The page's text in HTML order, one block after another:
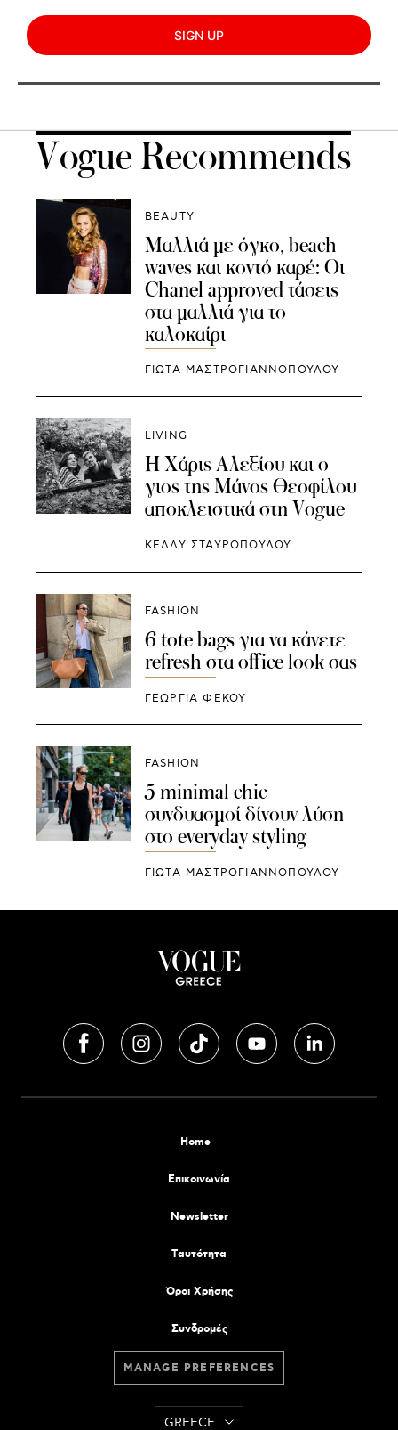
SIGN UP
Vogue Recommends
BEAUTY
Μαλλιά με όγκο, beach
waves και κοντό καρέ: Οι
Chanel approved τάσεις
στα μαλλιά για το
καλοκαίρι
ΓΙΩΤΑ ΜΑΣΤΡΟΓΙΑΝΝΟΠΟΥΛΟΥ
LIVING
Η Χάρις Αλεξίου και ο
γιος της Μάνος Θεοφίλου
αποκλειστικά στη Vogue
ΚΕΛΛΥ ΣΤΑΥΡΟΠΟΥΛΟΥ
FASHION
6 tote bags για να κάνετε
refresh στα office look σας
ΓΕΩΡΓΙΑ ΦΕΚΟΥ
FASHION
5 minimal chic
συνδυασμοί δίνουν λύση
στο everyday styling
ΓΙΩΤΑ ΜΑΣΤΡΟΓΙΑΝΝΟΠΟΥΛΟΥ
Home
Επικοινωνία
Newsletter
Tαυτότητα
Όροι Χρήσης
Συνδρομές
MANAGE PREFERENCES
GREECE